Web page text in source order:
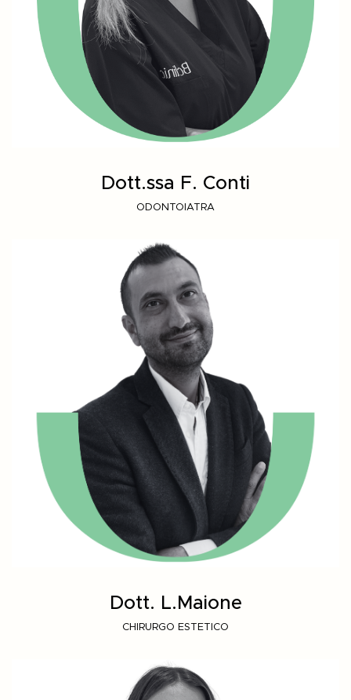
Dott.ssa F. Conti
ODONTOIATRA
Dott. L.Maione
CHIRURGO ESTETICO